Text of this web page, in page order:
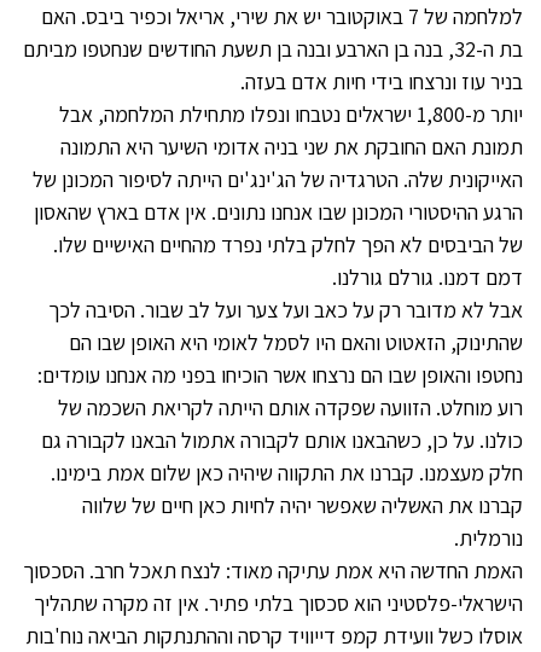
למלחמה של 7 באוקטובר יש את שירי, אריאל וכפיר ביבס. האם
בת ה-32, בנה בן הארבע ובנה בן תשעת החודשים שנחטפו מביתם
בניר עוז ונרצחו בידי חיות אדם בעזה.
יותר מ-1,800 ישראלים נטבחו ונפלו מתחילת המלחמה, אבל
תמונת האם החובקת את שני בניה אדומי השיער היא התמונה
האייקונית שלה. הטרגדיה של הג'ינג'ים הייתה לסיפור המכונן של
הרגע ההיסטורי המכונן שבו אנחנו נתונים. אין אדם בארץ שהאסון
של הביבסים לא הפך לחלק בלתי נפרד מהחיים האישיים שלו.
דמם דמנו. גורלם גורלנו.
אבל לא מדובר רק על כאב ועל צער ועל לב שבור. הסיבה לכך
שהתינוק, הזאטוט והאם היו לסמל לאומי היא האופן שבו הם
נחטפו והאופן שבו הם נרצחו אשר הוכיחו בפני מה אנחנו עומדים:
רוע מוחלט. הזוועה שפקדה אותם הייתה לקריאת השכמה של
כולנו. על כן, כשהבאנו אותם לקבורה אתמול הבאנו לקבורה גם
חלק מעצמנו. קברנו את התקווה שיהיה כאן שלום אמת בימינו.
קברנו את האשליה שאפשר יהיה לחיות כאן חיים של שלווה
נורמלית.
האמת החדשה היא אמת עתיקה מאוד: לנצח תאכל חרב. הסכסוך
הישראלי-פלסטיני הוא סכסוך בלתי פתיר. אין זה מקרה שתהליך
אוסלו כשל וועידת קמפ דייוויד קרסה וההתנתקות הביאה נוח'בות